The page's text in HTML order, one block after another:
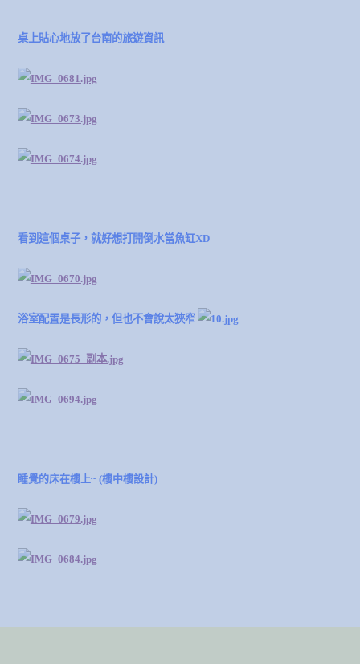
桌上貼心地放了台南的旅遊資訊
看到這個桌子，就好想打開倒水當魚缸XD
浴室配置是長形的，但也不會說太狹窄
睡覺的床在樓上~ (樓中樓設計)